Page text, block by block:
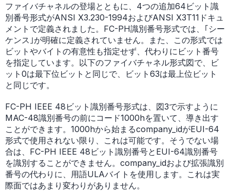
ファイバチャネルの登場とともに、4つの追加64ビット識
別番号形式がANSI X3.230-1994およびANSI X3T11ドキュ
メントで定義されました。FC-PH識別番号形式では、｢シー
ケンス｣が明確に定義されていません。また、この形式では
ビットやバイトの有意性も指定せず、代わりにビット番号
を指定しています。以下のファイバチャネル形式図で、ビ
ット0は最下位ビットと同じで、ビット63は最上位ビット
と同じです。
FC-PH IEEE 48ビット識別番号形式は、図3で示すように
MAC-48識別番号の前にコード1000hを置いて、導き出す
ことができます。1000hから始まるcompany_idがEUI-64
形式で使用されない限り、これは可能です。そうでない場
合は、FC-PH IEEE 48ビット識別番号とEUI-64識別番号
を識別することができません。company_idおよび拡張識別
番号の代わりに、用語ULAバイトを使用します。これは実
際面ではあまり変わりがありません。